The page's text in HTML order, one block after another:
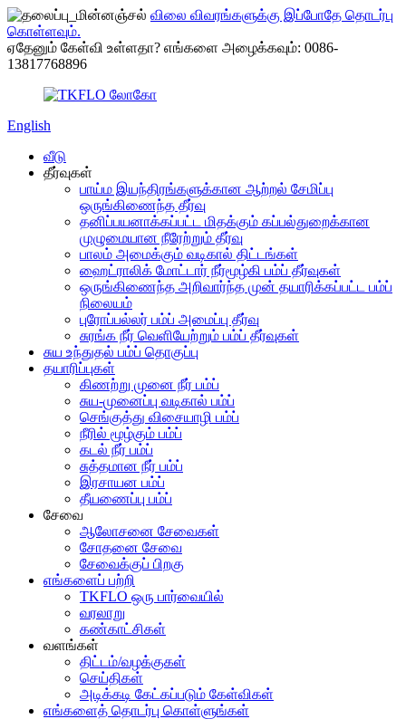
விலை விவரங்களுக்கு இப்போதே தொடர்பு
கொள்ளவும்.
ஏதேனும் கேள்வி உள்ளதா? எங்களை அழைக்கவும்: 0086-
13817768896
English
வீடு
தீர்வுகள்
பாய்ம இயந்திரங்களுக்கான ஆற்றல் சேமிப்பு
ஒருங்கிணைந்த தீர்வு
தனிப்பயனாக்கப்பட்ட மிதக்கும் கப்பல்துறைக்கான
முழுமையான நீரேற்றும் தீர்வு
பாலம் அமைக்கும் வடிகால் திட்டங்கள்
ஹைட்ராலிக் மோட்டார் நீர்மூழ்கி பம்ப் தீர்வுகள்
ஒருங்கிணைந்த அறிவார்ந்த முன் தயாரிக்கப்பட்ட பம்ப்
நிலையம்
புரோப்பல்லர் பம்ப் அமைப்பு தீர்வு
சுரங்க நீர் வெளியேற்றும் பம்ப் தீர்வுகள்
சுய உந்துதல் பம்ப் தொகுப்பு
தயாரிப்புகள்
கிணற்று முனை நீர் பம்ப்
சுய-முனைப்பு வடிகால் பம்ப்
செங்குத்து விசையாழி பம்ப்
நீரில் மூழ்கும் பம்ப்
கடல் நீர் பம்ப்
சுத்தமான நீர் பம்ப்
இரசாயன பம்ப்
தீயணைப்பு பம்ப்
சேவை
ஆலோசனை சேவைகள்
சோதனை சேவை
சேவைக்குப் பிறகு
எங்களைப் பற்றி
TKFLO ஒரு பார்வையில்
வரலாறு
கண்காட்சிகள்
வளங்கள்
திட்டம்/வழக்குகள்
செய்திகள்
அடிக்கடி கேட்கப்படும் கேள்விகள்
எங்களைத் தொடர்பு கொள்ளுங்கள்